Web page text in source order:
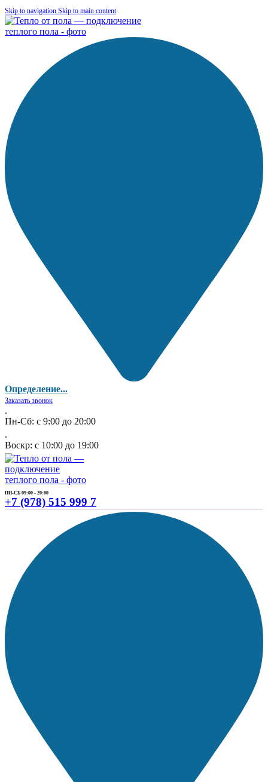
Skip to navigation Skip to main content
Определение...
Заказать звонок
.
Пн-Сб: с 9:00 до 20:00
.
Воскр: с 10:00 до 19:00
ПН-СБ 09:00 - 20:00
+7 (978) 515 999 7